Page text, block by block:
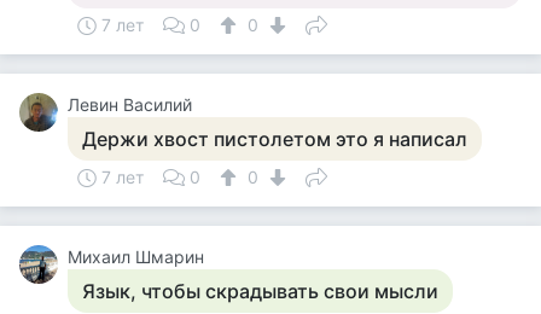
7 лет 0 0
Левин Василий
Держи хвост пистолетом это я написал
7 лет 0 0
Михаил Шмарин
Язык, чтобы скрадывать свои мысли